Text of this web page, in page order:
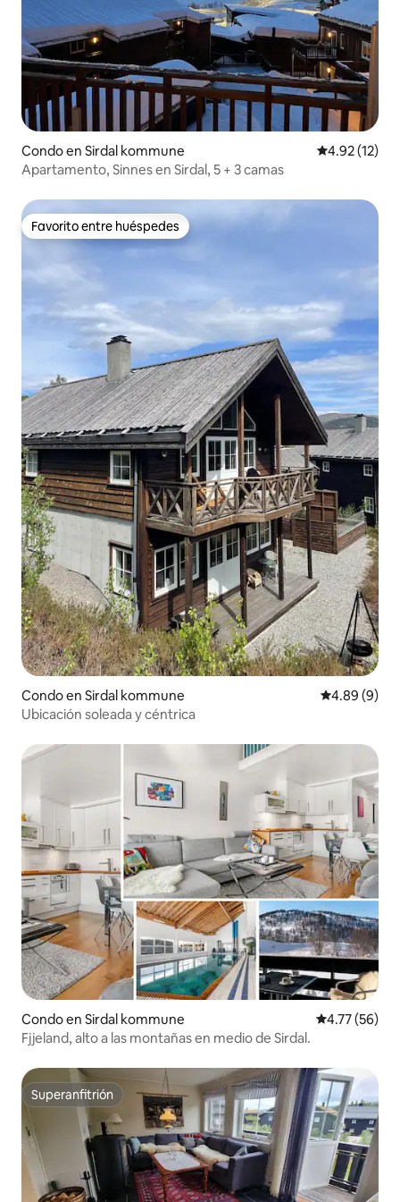
Condo en Sirdal kommune Calificación
4.92 (12)
Apartamento, Sinnes en Sirdal, 5 + 3 camas
Favorito entre huéspedes
Favorito entre huéspedes
Condo en Sirdal kommune Calificación
4.89 (9)
Ubicación soleada y céntrica
Condo en Sirdal kommune Calificación
4.77 (56)
Fjjeland, alto a las montañas en medio de Sirdal.
Superanfitrión
Superanfitrión